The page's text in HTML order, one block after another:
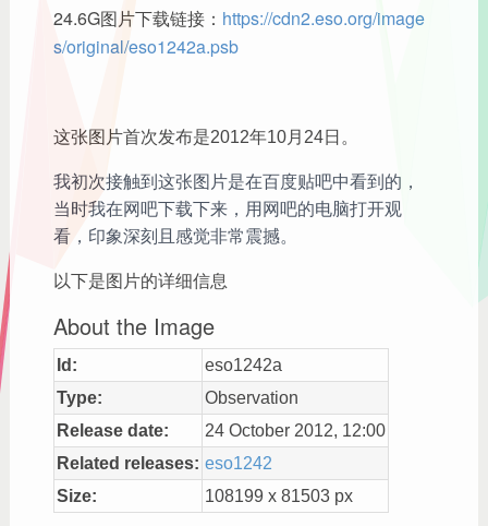
24.6G图片下载链接： https://cdn2.eso.org/image
s/original/eso1242a.psb
这张图片首次发布是2012年10月24日。
我初次接触到这张图片是在百度贴吧中看到的，
当时我在网吧下载下来，用网吧的电脑打开观
看，印象深刻且感觉非常震撼。
以下是图片的详细信息
About the Image
Id:
eso1242a
Type:
Observation
Release date:
24 October 2012, 12:00
Related releases: eso1242
Size:
108199 x 81503 px